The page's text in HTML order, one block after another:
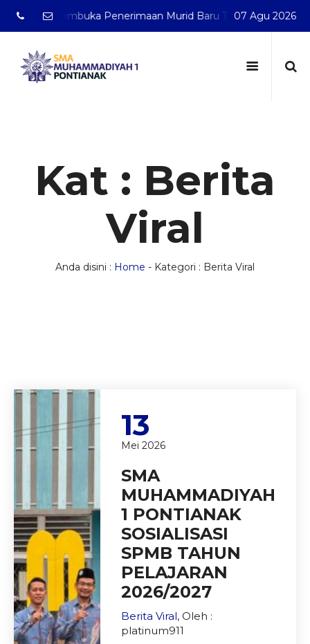
membuka Penerimaan Murid Baru Tahun Pelajaran 2026/
07 Agu 2026
Kat : Berita
Viral
Anda disini : Home - Kategori : Berita Viral
13
Mei 2026
SMA
MUHAMMADIYAH
1 PONTIANAK
SOSIALISASI
SPMB TAHUN
PELAJARAN
2026/2027
Berita Viral, Oleh :
platinum911